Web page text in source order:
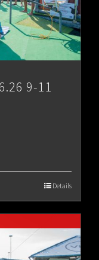
9-11
Details